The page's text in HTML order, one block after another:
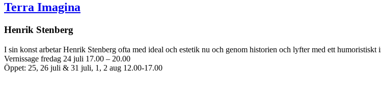
Terra Imagina
Henrik Stenberg
I sin konst arbetar Henrik Stenberg ofta med ideal och estetik nu och genom historien och lyfter med ett
Vernissage fredag 24 juli 17.00 – 20.00
Öppet: 25, 26 juli & 31 juli, 1, 2 aug 12.00-17.00